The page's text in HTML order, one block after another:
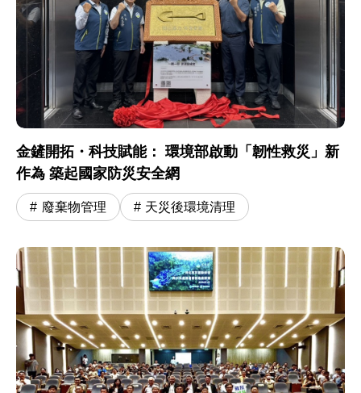
金鏟開拓・科技賦能： 環境部啟動「韌性救災」新
作為 築起國家防災安全網
廢棄物管理 天災後環境清理